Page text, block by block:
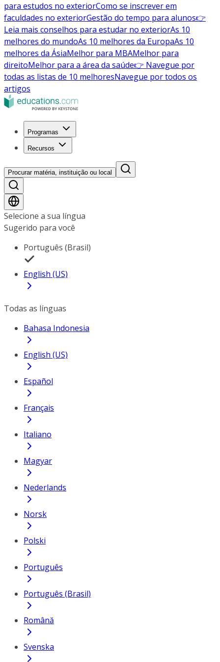
para estudos no exteriorComo se inscrever em
faculdades no exteriorGestão do tempo para alunos👉
Leia mais conselhos para estudar no exteriorAs 10
melhores do mundoAs 10 melhores da EuropaAs 10
melhores da ÁsiaMelhor para MBAMelhor para
direitoMelhor para a área da saúde👉 Navegue por
todas as listas de 10 melhoresNavegue por todos os
artigos
Programas
Recursos
Procurar matéria, instituição ou local
Selecione a sua língua
Sugerido para você
Português (Brasil)
English (US)
Todas as línguas
Bahasa Indonesia
English (US)
Español
Français
Italiano
Magyar
Nederlands
Norsk
Polski
Português
Português (Brasil)
Română
Svenska